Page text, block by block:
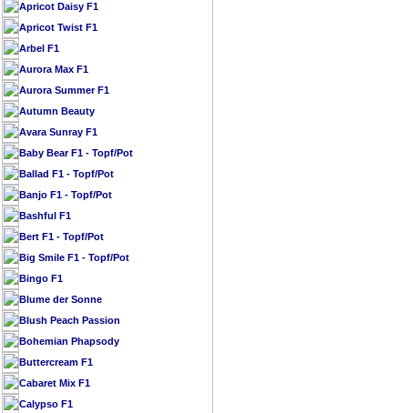
Apricot Daisy F1
Apricot Twist F1
Arbel F1
Aurora Max F1
Aurora Summer F1
Autumn Beauty
Avara Sunray F1
Baby Bear F1 - Topf/Pot
Ballad F1 - Topf/Pot
Banjo F1 - Topf/Pot
Bashful F1
Bert F1 - Topf/Pot
Big Smile F1 - Topf/Pot
Bingo F1
Blume der Sonne
Blush Peach Passion
Bohemian Phapsody
Buttercream F1
Cabaret Mix F1
Calypso F1